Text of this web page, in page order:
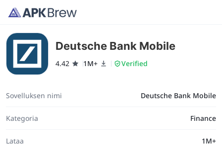
Deutsche Bank Mobile
4.42 1M+ Verified
Sovelluksen nimi Deutsche Bank Mobile
Kategoria Finance
Lataa 1M+